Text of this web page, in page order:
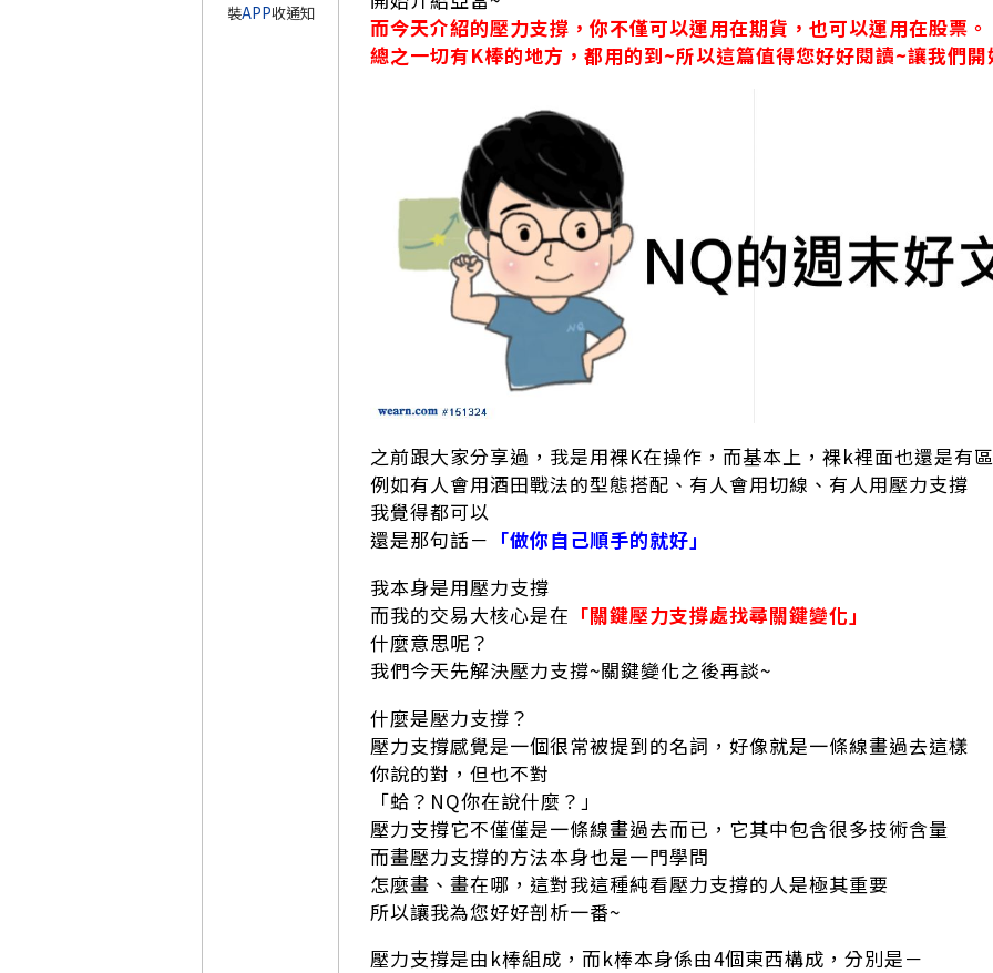
裝APP收通知
而今天介紹的壓力支撐，你不僅可以運用在期貨，也可以運用在股票。
總之一切有K棒的地方，都用的到~所以這篇值得您好好閱讀~讓我們
之前跟大家分享過，我是用裸K在操作，而基本上，裸k裡面也還是有
例如有人會用酒田戰法的型態搭配、有人會用切線、有人用壓力支撐
我覺得都可以
還是那句話－ 「做你自己順手的就好」
我本身是用壓力支撐
而我的交易大核心是在 「關鍵壓力支撐處找尋關鍵變化」
什麼意思呢？
我們今天先解決壓力支撐~關鍵變化之後再談~
什麼是壓力支撐？
壓力支撐感覺是一個很常被提到的名詞，好像就是一條線畫過去這樣
你說的對，但也不對
「蛤？NQ你在說什麼？」
壓力支撐它不僅僅是一條線畫過去而已，它其中包含很多技術含量
而畫壓力支撐的方法本身也是一門學問
怎麼畫、畫在哪，這對我這種純看壓力支撐的人是極其重要
所以讓我為您好好剖析一番~
壓力支撐是由k棒組成，而k棒本身係由4個東西構成，分別是－